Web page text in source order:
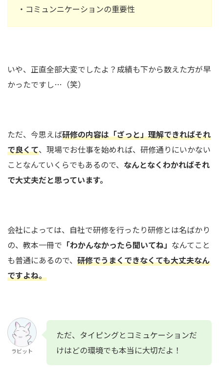
・コミュンニケーションの重要性
いや、正直全部大変でしたよ？成績も下から数えた方が早
かったですし…（笑）
ただ、今思えば研修の内容は「ざっと」理解できればそれ
で良くて、現場でお仕事を始めれば、研修通りにいかない
ことなんていくらでもあるので、 なんとなくわかればそれ
で大丈夫だと思っています。
会社によっては、自社で研修を行ったり研修とは名ばかり
の、教本一冊で 「わかんなかったら聞いてね」 なんてこと
も普通にあるので、 研修でうまくできなくても大丈夫なん
ですよね。
ラビット
ただ、タイピングとコミュケーションだ
けはどの環境でも本当に大切だよ！